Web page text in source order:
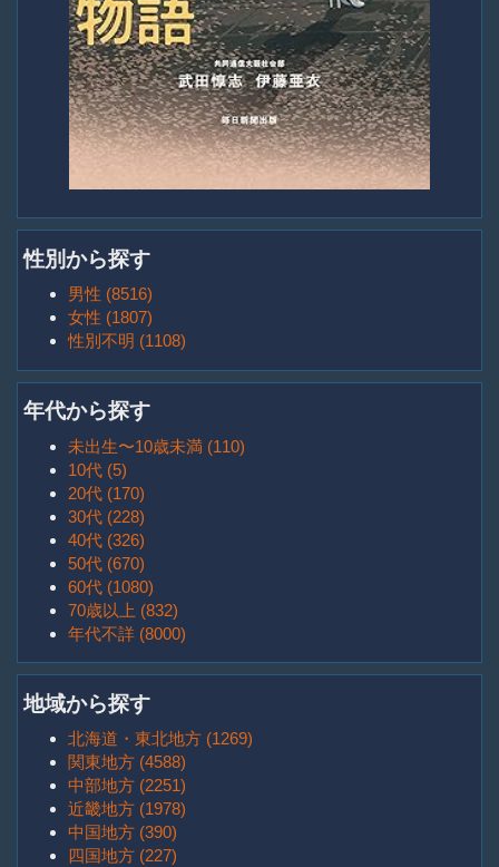
性別から探す
男性 (8516)
女性 (1807)
性別不明 (1108)
年代から探す
未出生〜10歳未満 (110)
10代 (5)
20代 (170)
30代 (228)
40代 (326)
50代 (670)
60代 (1080)
70歳以上 (832)
年代不詳 (8000)
地域から探す
北海道・東北地方 (1269)
関東地方 (4588)
中部地方 (2251)
近畿地方 (1978)
中国地方 (390)
四国地方 (227)